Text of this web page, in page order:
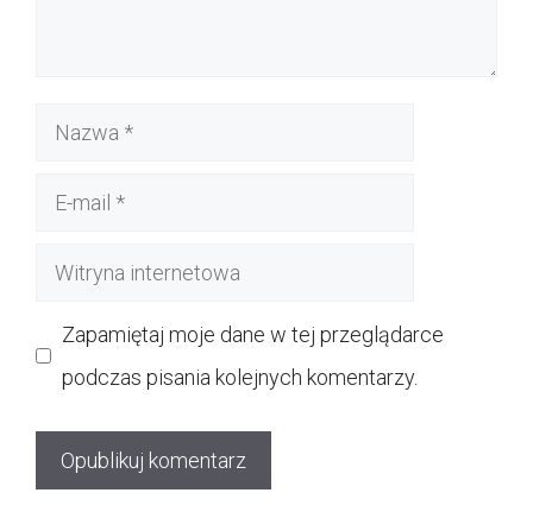
Nazwa
Witryna
Zapamiętaj moje dane w tej przeglądarce
podczas pisania kolejnych komentarzy.